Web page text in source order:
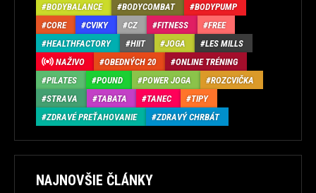
BODYBALANCE
BODYCOMBAT
BODYPUMP
CORE
CVIKY CZ FITNESS
FREE
HEALTHFACTORY
HIIT JOGA
LES MILLS
NAŽIVO
OBEDNÝCH 20
ONLINE TRÉNING
PILATES
POUND POWER JOGA
ROZCVIČKA
STRAVA
TABATA TANEC
TIPY
ZDRAVÉ PREŤAHOVANIE
ZDRAVÝ CHRBÁT
NAJNOVŠIE ČLÁNKY